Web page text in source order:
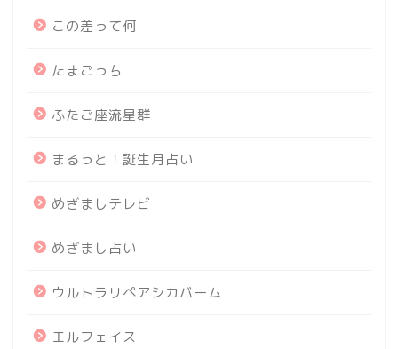
この差って何
たまごっち
ふたご座流星群
まるっと！誕生月占い
めざましテレビ
めざまし占い
ウルトラリペアシカバーム
エルフェイス